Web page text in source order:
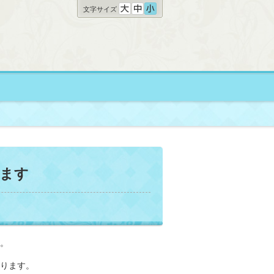
す
ます。
文字サイズ